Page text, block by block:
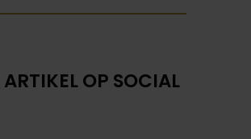
ARTIKEL OP SOCIAL